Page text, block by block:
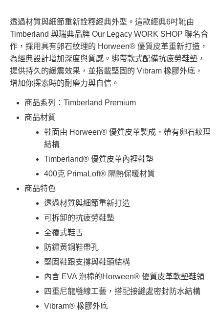
4.訂單成立30分鐘內，如未前往確認交易或遇審核未通過，訂單將自動取
消。如遇「轉專審核」未通過狀況，表示未達大哥付你分期系統評分，恕無
法說明評估內容。
【繳款方式說明】
1.分期款項不併入電信帳單，「大哥付你分期」於每月結算日後寄送繳費提
醒簡訊。
2.透過簡訊連結打開帳單後，可選擇「超商條碼／台灣大直營門市／銀行轉
帳／街口支付／iPASS MONEY」等通路繳費。
【注意事項】
1.本服務係由「台灣大哥大股份有限公司」（以下簡稱本公司）所提供，讓
用戶於交易時，得透過本服務購買商品或服務，並由商店將買賣／分期付款
2.基於同意付款使用「大哥付你分期」之契約關係目的，商店將以您的個人
資料（包含姓名、電話或地址）提供予台灣大哥大進項蒐集、處理及利用，
3.完整用戶服務條款，請詳閱以下連結：https://oppay.tw/userRule
１．簡單：不需註冊會員、不需綁卡、不需儲值。
２．便利：只要手機號碼，簡訊認證，即可結帳。
３．安心：先確認商品／服務後，再付款。
【「AFTEE先享後付」結帳流程】
１．於結帳方式選擇「AFTEE先享後付」後，將跳轉至「AFTEE先享後付」
結帳頁面，進行簡訊認證並確認金額後，即可完成結帳。
２．訂單成立數日內，您將收到繳費通知簡訊。
ATM／網路銀行／等多元方式進行付款，方視為交易完成。
※ 請注意：結帳手續完成當下不需立刻繳費，但若您需要取消訂單，請聯絡
購買商品的店家。未經商家同意取消之訂單仍視為有效，需透過AFTEE先享
後付繳納相關費用。
※ 交易是否成功請以「AFTEE先享後付 」之結帳頁面顯示為準，若有關於
是否繳費成功／繳費後需取消欲退款等相關疑問，請聯繫「AFTEE先享後付
客戶支援中心」https://netprotections.freshdesk.com/support/home
【注意事項】
１．透過由恩沛科技股份有限公司提供之「AFTEE先享後付」服務完成之交
易，需依本服務之必要範圍內提供個人資料，並將交易相關給付款項請求債
權轉讓予恩沛科技股份有限公司。
https://aftee.tw/terms/#terms3
３．未成年的使用者請事先徵得法定代理人或監護人之同意方可使用
「AFTEE先享後付」，若未經同意申辦者引起之損失，本公司不負相關責
時審查核予不同之上限額度；若仍有額度不足之情形，本公司將視審查結果
請求用戶進行身份認證。
５．嚴禁一人註冊多個帳號或使用他人資訊註冊。若發現惡意使用之情形，
恩沛科技股份有限公司將有權停止該用戶之使用額度並採取法律行動。
運送方式
全家取貨付款
每筆NT$130，滿NT$2,000(含以上)免運費
付款後全家取貨
萊爾富取貨付款
每筆NT$130，滿NT$2,000(含以上)免運費
付款後萊爾富取貨
每筆NT$130，滿NT$2,000(含以上)免運費
7-11取貨付款
每筆NT$130，滿NT$2,000(含以上)免運費
付款後7-11取貨
每筆NT$130，滿NT$2,000(含以上)免運費
每筆NT$130，滿NT$2,000(含以上)免運費
透過材質與細節重新詮釋經典外型。這款經典6吋靴由
Timberland 與瑞典品牌 Our Legacy WORK SHOP 聯名合
作，採用具有卵石紋理的 Horween® 優質皮革重新打造，
為經典設計增加深度與質感。綁帶款式配備抗疲勞鞋墊，
提供持久的緩震效果，並搭載堅固的 Vibram 橡膠外底，
增加你探索時的耐磨力與自信。
商品系列：Timberland Premium
商品材質
鞋面由 Horween® 優質皮革製成，帶有卵石紋理
結構
Timberland® 優質皮革內裡鞋墊
400克 PrimaLoft® 隔熱保暖材質
商品特色
透過材質與細節重新打造
可拆卸的抗疲勞鞋墊
全覆式鞋舌
防鏽黃銅鞋帶孔
堅固鞋跟支撐與鞋頭結構
內含 EVA 泡棉的Horween® 優質皮革軟墊鞋領
四重尼龍縫線工藝，搭配接縫處密封防水結構
Vibram® 橡膠外底